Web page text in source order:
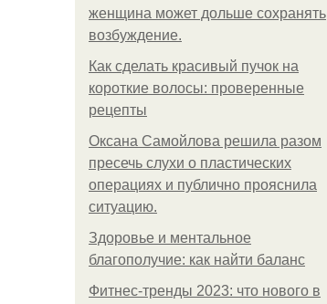
женщина может дольше сохранять
возбуждение.
Как сделать красивый пучок на
короткие волосы: проверенные
рецепты
Оксана Самойлова решила разом
пресечь слухи о пластических
операциях и публично прояснила
ситуацию.
Здоровье и ментальное
благополучие: как найти баланс
Фитнес-тренды 2023: что нового в